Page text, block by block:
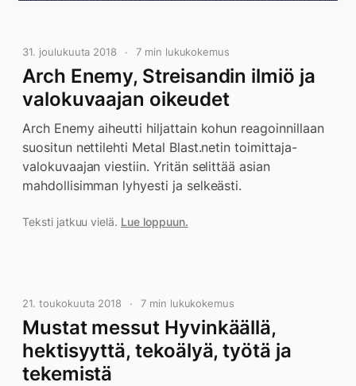
31. joulukuuta 2018 7 min lukukokemus
Arch Enemy, Streisandin ilmiö ja
valokuvaajan oikeudet
Arch Enemy aiheutti hiljattain kohun reagoinnillaan
suositun nettilehti Metal Blast.netin toimittaja-
valokuvaajan viestiin. Yritän selittää asian
mahdollisimman lyhyesti ja selkeästi.
Teksti jatkuu vielä. Lue loppuun.
21. toukokuuta 2018 7 min lukukokemus
Mustat messut Hyvinkäällä,
hektisyyttä, tekoälyä, työtä ja
tekemistä